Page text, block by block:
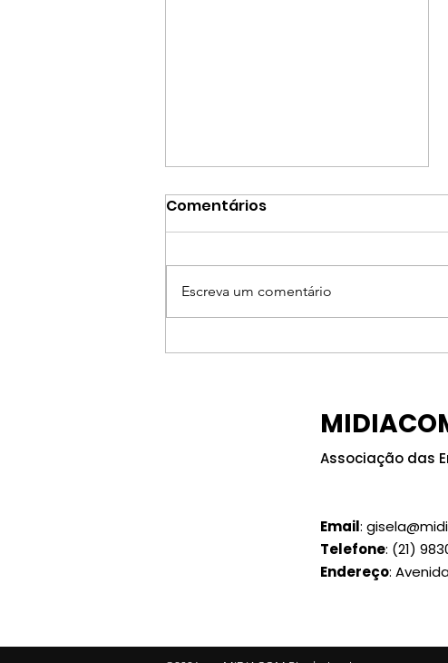
Encontro do MIDIACOM-
radiodifusão, jornais e
Comentários
Escreva um comentário
Associação das
Email:
Telefone: (21)
Endereço: